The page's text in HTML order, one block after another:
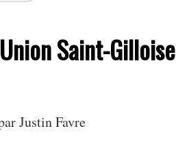
Saint-Gilloise
Justin Favre